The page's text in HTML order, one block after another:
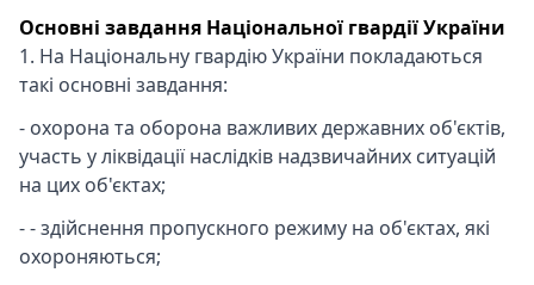
Основні завдання Національної гвардії України
1. На Національну гвардію України покладаються
такі основні завдання:
- охорона та оборона важливих державних об'єктів,
участь у ліквідації наслідків надзвичайних ситуацій
на цих об'єктах;
- - здійснення пропускного режиму на об'єктах, які
охороняються;